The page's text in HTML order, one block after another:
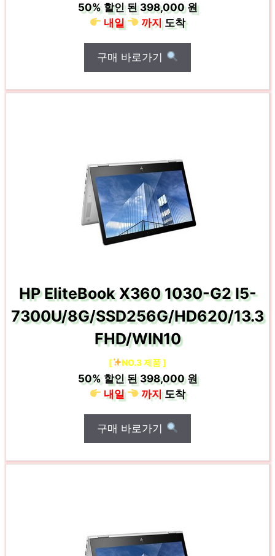
50%할인 된398,000 원
내일
까지도착
구매 바로가기
HP EliteBook X360 1030-G2 I5-
7300U/8G/SSD256G/HD620/13.3
FHD/WIN10
[ NO.3 제품 ]
50%할인 된398,000 원
내일
까지도착
구매 바로가기